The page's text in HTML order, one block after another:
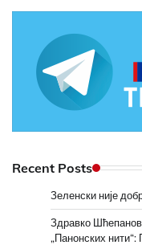
Recent Posts
Зеленски није
Здравко
„Панонских